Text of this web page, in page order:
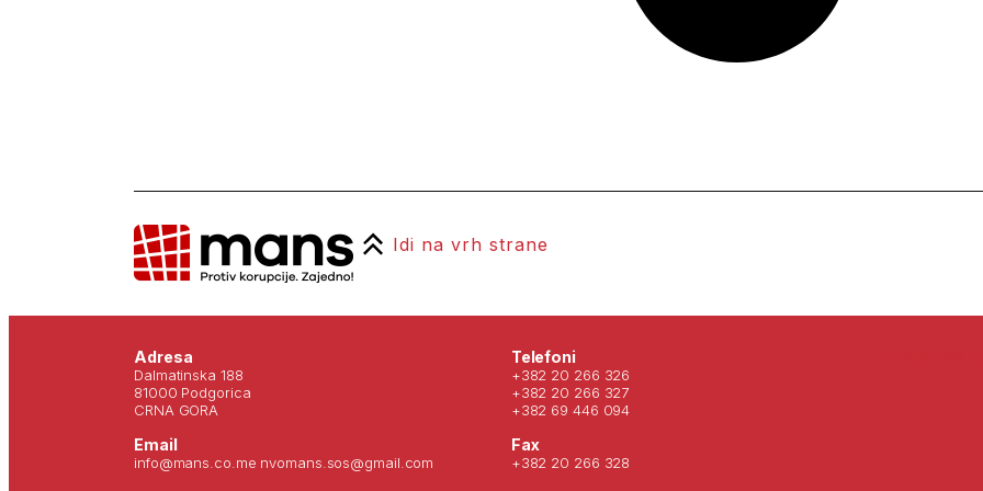
Idi na vrh strane
Adresa
Dalmatinska 188
81000 Podgorica
CRNA GORA
Email
info@mans.co.me nvomans.sos@gmail.com
Telefoni
+382 20 266 326
+382 20 266 327
+382 69 446 094
Fax
+382 20 266 328